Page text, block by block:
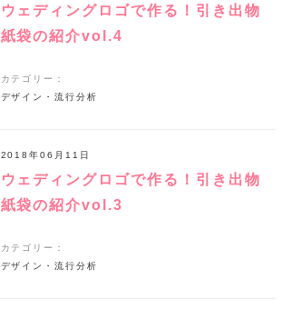
ウェディングロゴで作る！引き出物
紙袋の紹介vol.4
カテゴリー：
デザイン・流行分析
ウェディングロゴで作る！引き出物
紙袋の紹介vol.3
2018年06月11日
カテゴリー：
デザイン・流行分析